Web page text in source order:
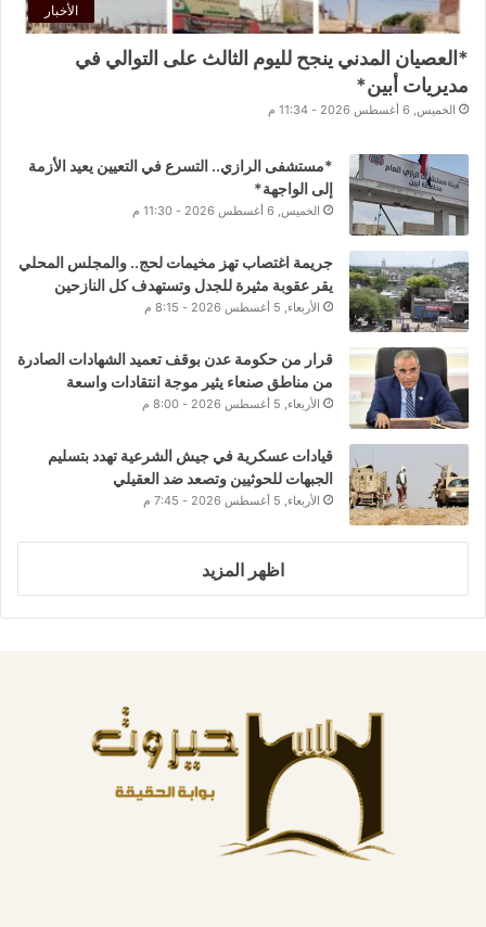
الأخبار
*العصيان المدني ينجح لليوم الثالث على التوالي في
مديريات أبين*
الخميس, 6 أغسطس 2026 - 11:34 م
*مستشفى الرازي.. التسرع في التعيين يعيد الأزمة
إلى الواجهة*
الخميس, 6 أغسطس 2026 - 11:30 م
جريمة اغتصاب تهز مخيمات لحج.. والمجلس المحلي
يقر عقوبة مثيرة للجدل وتستهدف كل النازحين
الأربعاء, 5 أغسطس 2026 - 8:15 م
قرار من حكومة عدن بوقف تعميد الشهادات الصادرة
من مناطق صنعاء يثير موجة انتقادات واسعة
الأربعاء, 5 أغسطس 2026 - 8:00 م
قيادات عسكرية في جيش الشرعية تهدد بتسليم
الجبهات للحوثيين وتصعد ضد العقيلي
الأربعاء, 5 أغسطس 2026 - 7:45 م
اظهر المزيد